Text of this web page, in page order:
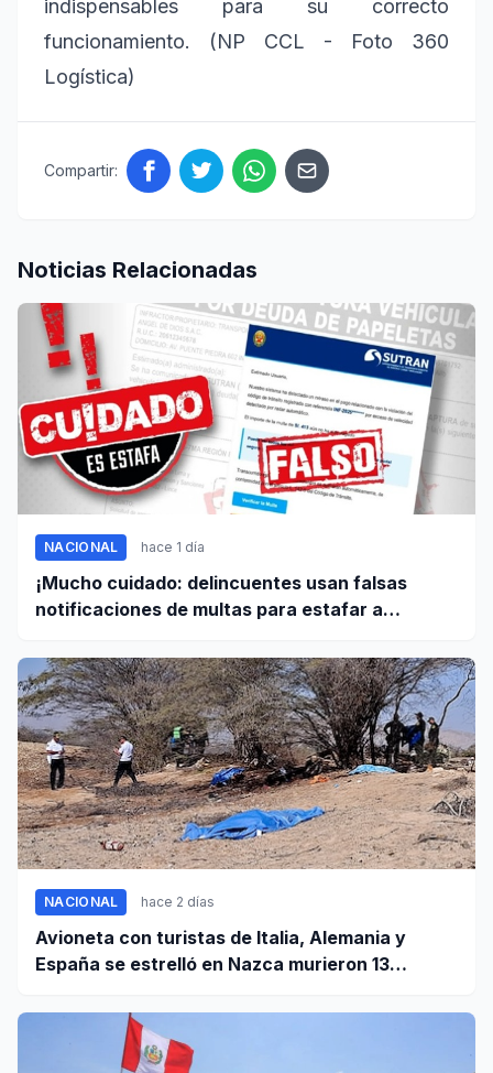
indispensables para su correcto
funcionamiento. (NP CCL - Foto 360
Logística)
Compartir:
Noticias Relacionadas
NACIONAL hace 1 día
¡Mucho cuidado: delincuentes usan falsas
notificaciones de multas para estafar a
NACIONAL hace 2 días
Avioneta con turistas de Italia, Alemania y
España se estrelló en Nazca murieron 13